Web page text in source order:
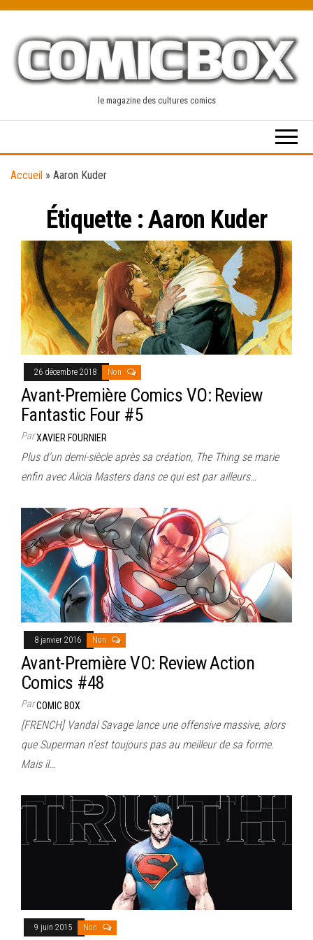
content
le magazine des cultures comics
Accueil » Aaron Kuder
Étiquette :Aaron Kuder
26 décembre 2018 Non
Avant-Première Comics VO: Review
Fantastic Four #5
ParXAVIER FOURNIER
Plus d’un demi-siècle après sa création, The Thing se marie
enfin avec Alicia Masters dans ce qui est par ailleurs…
8 janvier 2016 Non
Avant-Première VO: Review Action
Comics #48
ParCOMIC BOX
[FRENCH] Vandal Savage lance une offensive massive, alors
que Superman n’est toujours pas au meilleur de sa forme.
Mais il…
9 juin 2015 Non